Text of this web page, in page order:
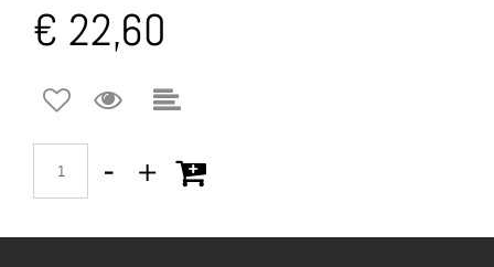
€ 22,60